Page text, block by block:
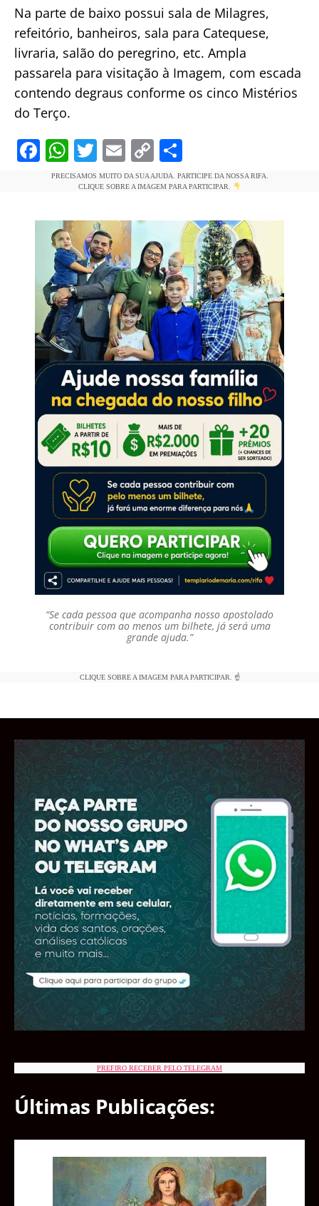
Na parte de baixo possui sala de Milagres,
refeitório, banheiros, sala para Catequese,
livraria, salão do peregrino, etc. Ampla
passarela para visitação à Imagem, com escada
contendo degraus conforme os cinco Mistérios
do Terço.
F
a
e
b
o
k
W
h
at
s
A
p
p
T
w
itt
er
E
m
ai
l
C
o
p
y
Li
n
k
h
ar
e
PRECISAMOS MUITO DA SUA AJUDA. PARTICIPE DA NOSSA RIFA.
CLIQUE SOBRE A IMAGEM PARA PARTICIPAR.
“Se cada pessoa que acompanha nosso apostolado
contribuir com ao menos um bilhete, já será uma
grande ajuda.”
CLIQUE SOBRE A IMAGEM PARA PARTICIPAR. ☝️
PREFIRO RECEBER PELO TELEGRAM
Últimas Publicações: